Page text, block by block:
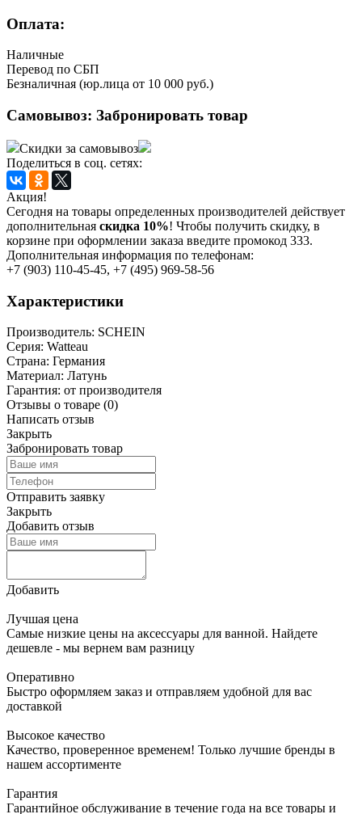
Оплата:
Наличные
Перевод по СБП
Безналичная (юр.лица от 10 000 руб.)
Самовывоз: Забронировать товар
Скидки за самовывоз
Поделиться в соц. сетях:
Акция!
Сегодня на товары определенных производителей действует
дополнительная скидка 10%! Чтобы получить скидку, в
корзине при оформлении заказа введите промокод 333.
Дополнительная информация по телефонам:
+7 (903) 110-45-45, +7 (495) 969-58-56
Характеристики
Производитель: SСHEIN
Серия: Watteau
Страна: Германия
Материал: Латунь
Гарантия: от производителя
Отзывы о товаре (0)
Написать отзыв
Закрыть
Забронировать товар
Отправить заявку
Закрыть
Добавить отзыв
Добавить
Лучшая цена
Самые низкие цены на аксессуары для ванной. Найдете
дешевле - мы вернем вам разницу
Оперативно
Быстро оформляем заказ и отправляем удобной для вас
доставкой
Высокое качество
Качество, проверенное временем! Только лучшие бренды в
нашем ассортименте
Гарантия
Гарантийное обслуживание в течение года на все товары и